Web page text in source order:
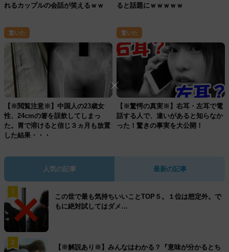
れるカップルの会話が笑えるｗｗ
ると話題にｗｗｗｗｗ
驚いた
【※閲覧注意※】中国人の23歳女
性、24cmの箸を誤飲してしまっ
た。胃で溶けると信じ３ヵ月も放置
した結果・・・
驚いた
【※驚愕の真実※】右耳・左耳で電
話する人で、違いがあると知らなか
った！驚きの事実を大公開！
人気の記事 最新の記事
1
この世で最も気持ちいいことTOP５。１位は想定外。で
もに絶対試してはダメ…
2
【※解説あり※】みんなはわかる？『意味が分かるとち